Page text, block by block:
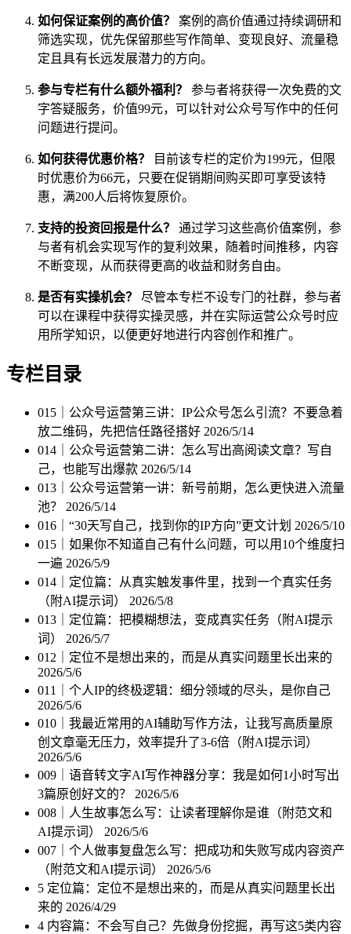
如何保证案例的高价值？
案例的高价值通过持续调研和
筛选实现，优先保留那些写作简单、变现良好、流量稳
定且具有长远发展潜力的方向。
参与专栏有什么额外福利？
参与者将获得一次免费的文
字答疑服务，价值99元，可以针对公众号写作中的任何
问题进行提问。
如何获得优惠价格？
目前该专栏的定价为199元，但限
时优惠价为66元，只要在促销期间购买即可享受该特
惠，满200人后将恢复原价。
支持的投资回报是什么？
通过学习这些高价值案例，参
与者有机会实现写作的复利效果，随着时间推移，内容
不断变现，从而获得更高的收益和财务自由。
是否有实操机会？
尽管本专栏不设专门的社群，参与者
可以在课程中获得实操灵感，并在实际运营公众号时应
用所学知识，以便更好地进行内容创作和推广。
专栏目录
015｜公众号运营第三讲：IP公众号怎么引流？不要急着
放二维码，先把信任路径搭好 2026/5/14
014｜公众号运营第二讲：怎么写出高阅读文章？写自
己，也能写出爆款 2026/5/14
013｜公众号运营第一讲：新号前期，怎么更快进入流量
池？ 2026/5/14
016｜“30天写自己，找到你的IP方向”更文计划 2026/5/10
015｜如果你不知道自己有什么问题，可以用10个维度扫
一遍 2026/5/9
014｜定位篇：从真实触发事件里，找到一个真实任务
（附AI提示词） 2026/5/8
013｜定位篇：把模糊想法，变成真实任务（附AI提示
词） 2026/5/7
012｜定位不是想出来的，而是从真实问题里长出来的
2026/5/6
011｜个人IP的终极逻辑：细分领域的尽头，是你自己
2026/5/6
010｜我最近常用的AI辅助写作方法，让我写高质量原
创文章毫无压力，效率提升了3-6倍（附AI提示词）
2026/5/6
009｜语音转文字AI写作神器分享：我是如何1小时写出
3篇原创好文的？ 2026/5/6
008｜人生故事怎么写：让读者理解你是谁（附范文和
AI提示词） 2026/5/6
007｜个人做事复盘怎么写：把成功和失败写成内容资产
（附范文和AI提示词） 2026/5/6
5 定位篇：定位不是想出来的，而是从真实问题里长出
来的 2026/4/29
4 内容篇：不会写自己？先做身份挖掘，再写这5类内容